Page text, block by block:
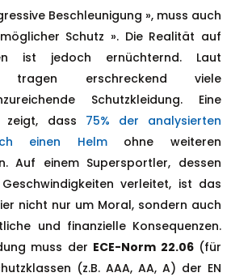
Beschleunigung », muss auch
Schutz ». Die Realität auf
ist jedoch ernüchternd. Laut
tragen erschreckend viele
Schutzkleidung. Eine
zeigt, dass 75% der analysierten
einen Helmohne weiteren
Auf einem Supersportler, dessen
verleitet, ist das
nicht nur um Moral, sondern auch
und finanzielle Konsequenzen.
muss der ECE-Norm 22.06(für
(z.B. AAA, AA, A) der EN